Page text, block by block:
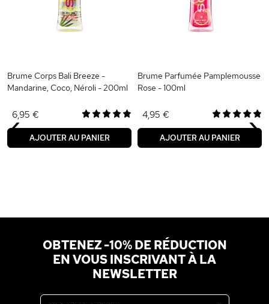
Brume Corps Bali Breeze -
Mandarine, Coco, Néroli - 200ml
6,95 €
AJOUTER AU PANIER
Brume Parfumée Pamplemousse
Rose - 100ml
4,95 €
AJOUTER AU PANIER
‹ ›
OBTENEZ -10% DE RÉDUCTION
EN VOUS INSCRIVANT À LA
NEWSLETTER